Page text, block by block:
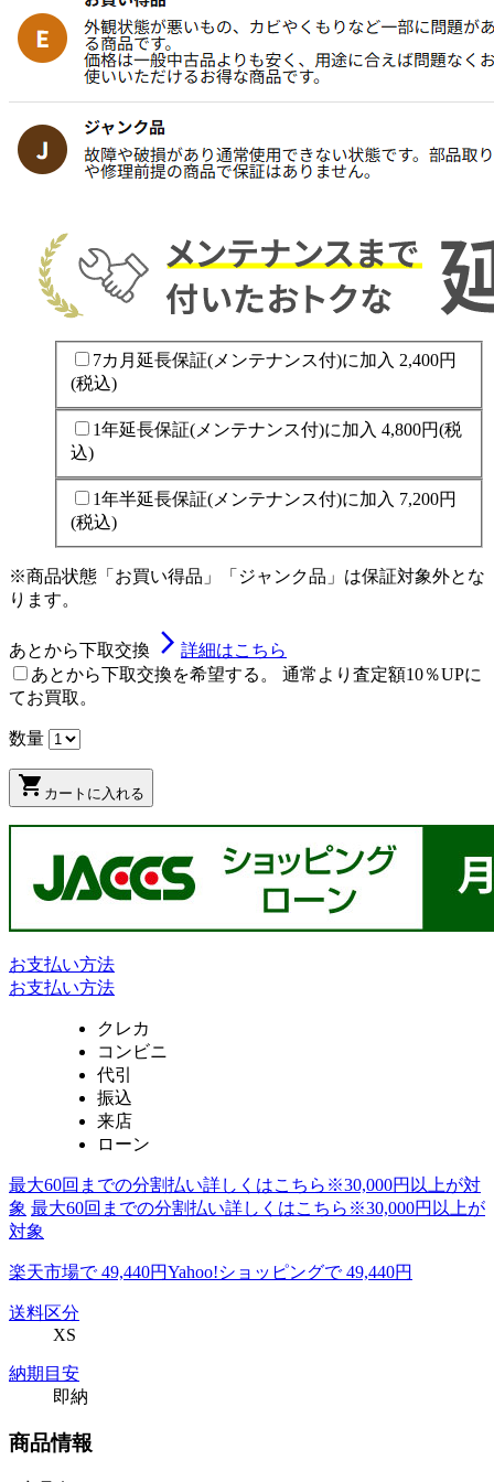
7カ月延長保証(メンテナンス付)に加入 2,400円
(税込)
1年延長保証(メンテナンス付)に加入 4,800円(税
込)
1年半延長保証(メンテナンス付)に加入 7,200円
(税込)
※商品状態「お買い得品」「ジャンク品」は保証対象外とな
ります。
あとから下取交換 arrow_forward_ios 詳細はこちら
あとから下取交換を希望する。 通常より査定額10％UPに
てお買取。
数量
shopping_cart カートに入れる
お支払い方法
お支払い方法
クレカ
コンビニ
代引
振込
来店
ローン
最大60回までの分割払い詳しくはこちら※30,000円以上が対
象 最大60回までの分割払い詳しくはこちら※30,000円以上が
対象
楽天市場で 49,440円Yahoo!ショッピングで 49,440円
送料区分
XS
納期目安
即納
商品情報